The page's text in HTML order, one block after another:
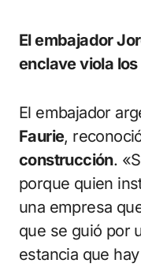
El embajador
enclave viola
El embajador
Faurie,
construcción.
porque quien
una empresa
que se guió por
estancia que